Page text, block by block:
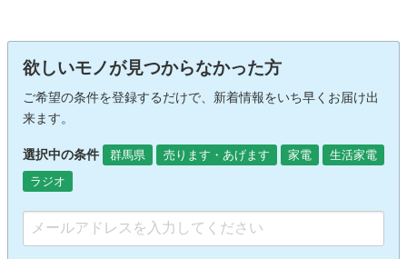
欲しいモノが見つからなかった方
ご希望の条件を登録するだけで、新着情報をいち早くお届け出
来ます。
選択中の条件 群馬県 売ります・あげます 家電
生活家電
ラジオ